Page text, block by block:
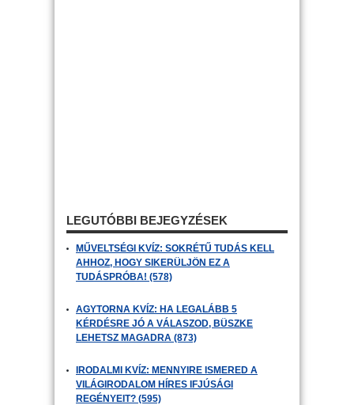
LEGUTÓBBI BEJEGYZÉSEK
MŰVELTSÉGI KVÍZ: SOKRÉTŰ TUDÁS KELL
AHHOZ, HOGY SIKERÜLJÖN EZ A
TUDÁSPRÓBA! (578)
AGYTORNA KVÍZ: HA LEGALÁBB 5
KÉRDÉSRE JÓ A VÁLASZOD, BÜSZKE
LEHETSZ MAGADRA (873)
IRODALMI KVÍZ: MENNYIRE ISMERED A
VILÁGIRODALOM HÍRES IFJÚSÁGI
REGÉNYEIT? (595)